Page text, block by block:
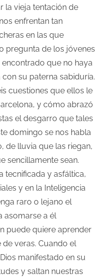
la vieja tentación de
enfrentan tan
en las que
pregunta de los jóvenes
que no haya
su paterna sabiduría.
cuestiones que ellos le
y cómo abrazó
el desgarro que tales
domingo se nos habla
de lluvia que las riegan,
sencillamente sean.
tecnificada y asfáltica,
y en la Inteligencia
raro o lejano el
asomarse a él
puede quiere aprender
veras. Cuando el
manifestado en su
y saltan nuestras